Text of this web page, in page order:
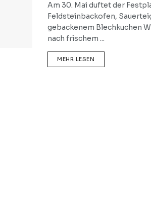
Am 30. Mai duftet der
Feldsteinbackofen,
gebackenem Blechkuchen
nach frischem ...
MEHR LESEN